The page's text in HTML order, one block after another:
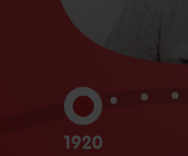
1920